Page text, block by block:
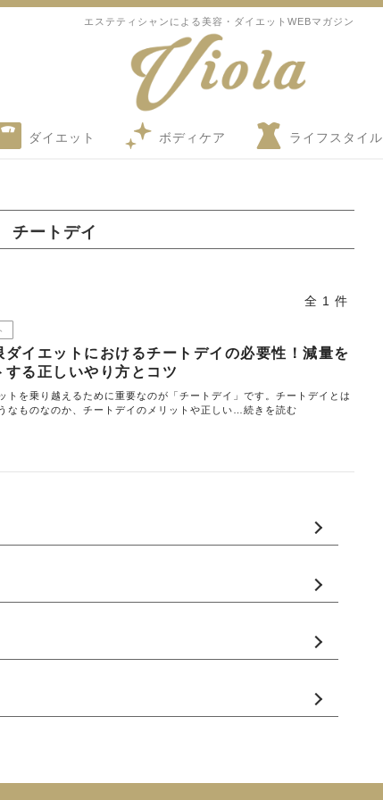
エステティシャンによる美容・ダイエットWEBマガジン
ダイエット ボディケア ライフスタイル
チートデイ
全 1 件
ダイエットにおけるチートデイの必要性！減量を
する正しいやり方とコツ
トを乗り越えるために重要なのが「チートデイ」です。チートデイとは
なものなのか、チートデイのメリットや正しい…続きを読む